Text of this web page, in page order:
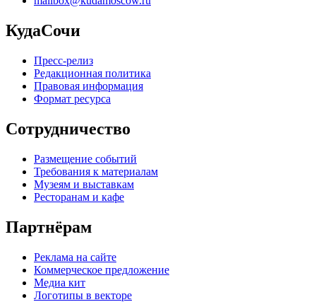
КудаСочи
Пресс-релиз
Редакционная политика
Правовая информация
Формат ресурса
Сотрудничество
Размещение событий
Требования к материалам
Музеям и выставкам
Ресторанам и кафе
Партнёрам
Реклама на сайте
Коммерческое предложение
Медиа кит
Логотипы в векторе